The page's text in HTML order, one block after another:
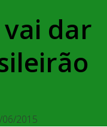
dar
06/2015